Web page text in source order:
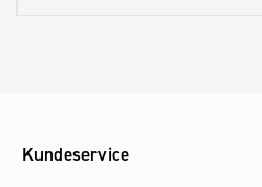
Kundeservice